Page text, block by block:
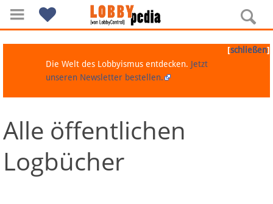
Navigation
Über Lobbypedia
[schließen]
Die Welt des Lobbyismus entdecken. Jetzt
unseren Newsletter bestellen.
Alle öffentlichen
Logbücher